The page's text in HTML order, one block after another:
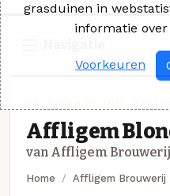
Affligem
van Affligem Brouwerij
Home Affligem Brouwerij
grasduinen in
informatie
Voorkeuren